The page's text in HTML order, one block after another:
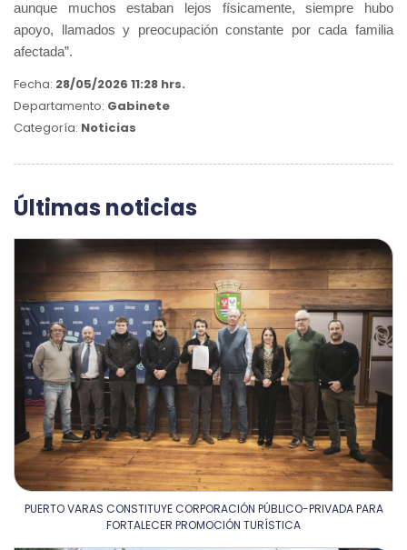
aunque muchos estaban lejos físicamente, siempre hubo
apoyo, llamados y preocupación constante por cada familia
afectada”.
Fecha: 28/05/2026 11:28 hrs.
Departamento: Gabinete
Categoría: Noticias
Últimas noticias
PUERTO VARAS CONSTITUYE CORPORACIÓN PÚBLICO-PRIVADA PARA
FORTALECER PROMOCIÓN TURÍSTICA